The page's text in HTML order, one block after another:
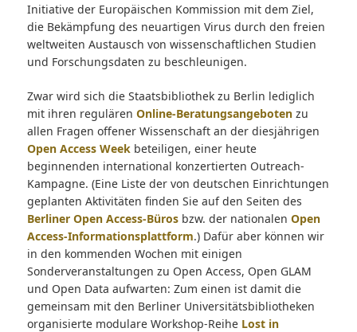
Initiative der Europäischen Kommission mit dem Ziel,
die Bekämpfung des neuartigen Virus durch den freien
weltweiten Austausch von wissenschaftlichen Studien
und Forschungsdaten zu beschleunigen.
Zwar wird sich die Staatsbibliothek zu Berlin lediglich
mit ihren regulären Online-Beratungsangebotenzu
allen Fragen offener Wissenschaft an der diesjährigen
Open Access Weekbeteiligen, einer heute
beginnenden international konzertierten Outreach-
Kampagne. (Eine Liste der von deutschen Einrichtungen
geplanten Aktivitäten finden Sie auf den Seiten des
Berliner Open Access-Bürosbzw. der nationalen Open
Access-Informationsplattform.) Dafür aber können wir
in den kommenden Wochen mit einigen
Sonderveranstaltungen zu Open Access, Open GLAM
und Open Data aufwarten: Zum einen ist damit die
gemeinsam mit den Berliner Universitätsbibliotheken
organisierte modulare Workshop-Reihe Lost in